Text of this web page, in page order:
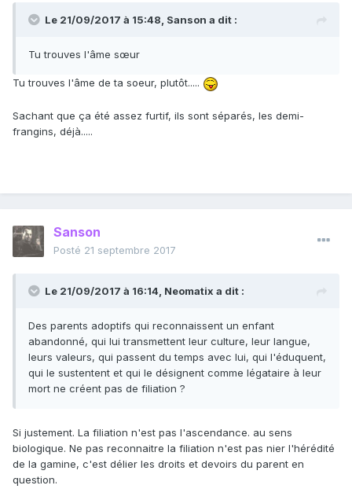
Le 21/09/2017 à 15:48, Sanson a dit :
Tu trouves l'âme sœur
Tu trouves l'âme de ta soeur, plutôt.....
Sachant que ça été assez furtif, ils sont séparés, les demi-
frangins, déjà.....
Sanson
Posté 21 septembre 2017
Le 21/09/2017 à 16:14, Neomatix a dit :
Des parents adoptifs qui reconnaissent un enfant
abandonné, qui lui transmettent leur culture, leur langue,
leurs valeurs, qui passent du temps avec lui, qui l'éduquent,
qui le sustentent et qui le désignent comme légataire à leur
mort ne créent pas de filiation ?
Si justement. La filiation n'est pas l'ascendance. au sens
biologique. Ne pas reconnaitre la filiation n'est pas nier l'hérédité
de la gamine, c'est délier les droits et devoirs du parent en
question.